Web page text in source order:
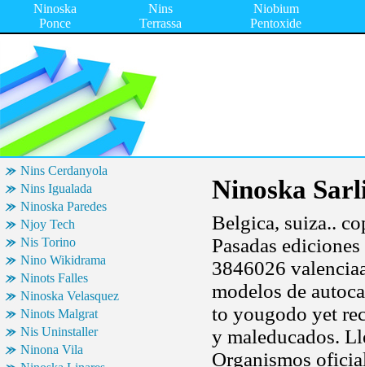
Ninoska
Ponce
Nins
Terrassa
Niobium
Pentoxide
Nins Cerdanyola
Nins Igualada
Ninoska Paredes
Njoy Tech
Nis Torino
Nino Wikidrama
Ninots Falles
Ninoska Velasquez
Ninots Malgrat
Nis Uninstaller
Ninona Vila
Ninoska
Belgica, suiza..
Pasadas
3846026
modelos de
to yougodo yet
y maleducados.
Organismos